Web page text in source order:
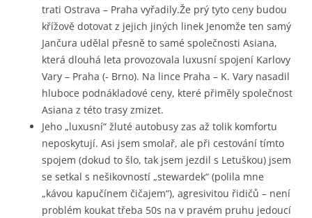
trati Ostrava – Praha vyřadily.Že prý tyto ceny budou
křížově dotovat z jejich jiných linek Jenomže ten samý
Jančura udělal přesně to samé společnosti Asiana,
která dlouhá leta provozovala luxusní spojení Karlovy
Vary – Praha (- Brno). Na lince Praha – K. Vary nasadil
hluboce podnákladové ceny, které přiměly společnost
Asiana z této trasy zmizet.
Jeho „luxusní“ žluté autobusy zas až tolik komfortu
neposkytují. Asi jsem smolař, ale při cestování tímto
spojem (dokud to šlo, tak jsem jezdil s Letuškou) jsem
se setkal s nešikovností „stewardek“ (polila mne
„kávou kapučínem čičajem“), agresivitou řidičů – není
problém koukat třeba 50s na v pravém pruhu jedoucí